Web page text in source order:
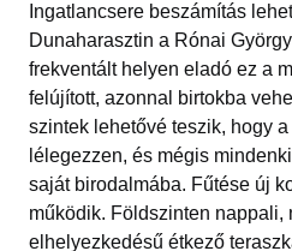
Ingatlancsere beszámítás
Dunaharasztin a Rónai
frekventált helyen eladó ez a
felújított, azonnal birtokba
szintek lehetővé teszik, hogy
lélegezzen, és mégis
saját birodalmába. Fűtése új
működik. Földszinten nappali,
elhelyezkedésű étkező